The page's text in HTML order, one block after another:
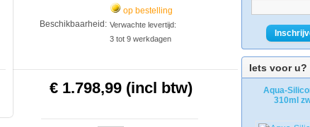
Iets voor u?
Aqua-
310ml
Beschikbaarheid:
op bestelling
Verwachte levertijd:
3 tot 9 werkdagen
€ 1.798,99 (incl btw)